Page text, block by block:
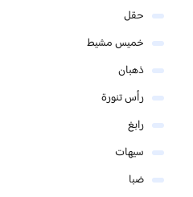
حقل
خميس مشيط
ذهبان
رأس تنورة
رابغ
سيهات
ضبا